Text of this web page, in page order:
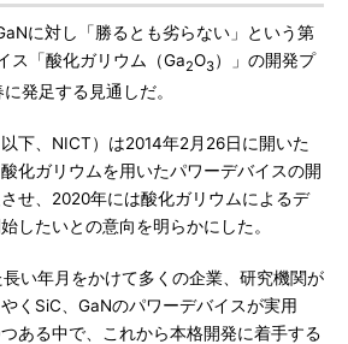
に対し「勝るとも劣らない」という第
ス「酸化ガリウム（Ga2O3）」の開発プ
発足する見通しだ。
下、NICT）は2014年2月26日に開いた
化ガリウムを用いたパワーデバイスの開
せ、2020年には酸化ガリウムによるデ
したいとの意向を明らかにした。
い年月をかけて多くの企業、研究機関が
くSiC、GaNのパワーデバイスが実用
ある中で、これから本格開発に着手する